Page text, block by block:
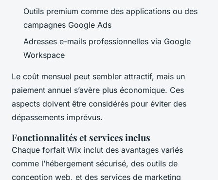
Outils premium comme des applications ou des
campagnes Google Ads
Adresses e-mails professionnelles via Google
Workspace
Le coût mensuel peut sembler attractif, mais un
paiement annuel s’avère plus économique. Ces
aspects doivent être considérés pour éviter des
dépassements imprévus.
Fonctionnalités et services inclus
Chaque forfait Wix inclut des avantages variés
comme l’hébergement sécurisé, des outils de
conception web, et des services de marketing